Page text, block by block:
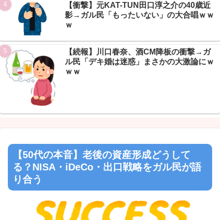
Powered by livedoor 相互RSS【衝撃】元KAT-TUN田口淳之介の40歳近
影→ガル民「もったいない」の大合唱ｗｗ
ｗ
【続報】川口春奈、酒CM降板の衝撃→ガ
ル民「デキ婚は迷惑」まさかの大激論にｗ
ｗｗ
【50代の本音】老後の資産形成どうして
る？NISA・iDeCo・出口戦略をガル民が語
り合う